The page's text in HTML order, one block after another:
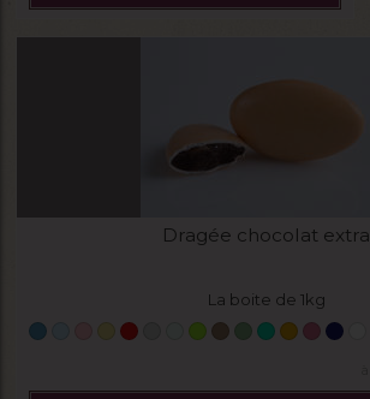
Dragée chocolat extra
La boite de 1kg